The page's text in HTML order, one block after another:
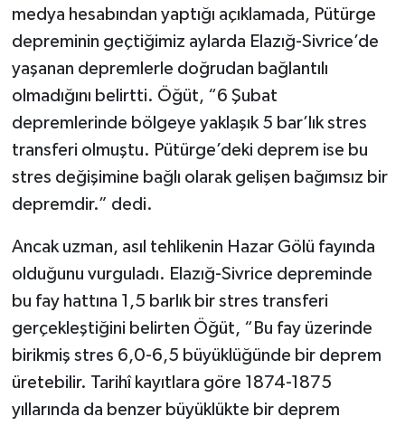
medya hesabından yaptığı açıklamada, Pütürge
depreminin geçtiğimiz aylarda Elazığ-Sivrice’de
yaşanan depremlerle doğrudan bağlantılı
olmadığını belirtti. Öğüt, “6 Şubat
depremlerinde bölgeye yaklaşık 5 bar’lık stres
transferi olmuştu. Pütürge’deki deprem ise bu
stres değişimine bağlı olarak gelişen bağımsız bir
depremdir.” dedi.
Ancak uzman, asıl tehlikenin Hazar Gölü fayında
olduğunu vurguladı. Elazığ-Sivrice depreminde
bu fay hattına 1,5 barlık bir stres transferi
gerçekleştiğini belirten Öğüt, “Bu fay üzerinde
birikmiş stres 6,0-6,5 büyüklüğünde bir deprem
üretebilir. Tarihî kayıtlara göre 1874-1875
yıllarında da benzer büyüklükte bir deprem